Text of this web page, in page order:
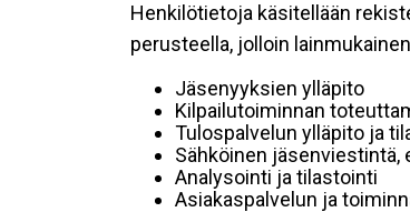
Henkilötietoja käsitellään
perusteella, jolloin
Jäsenyyksien ylläpito
Kilpailutoiminnan
Tulospalvelun ylläpito ja
Sähköinen
Analysointi ja tilastointi
Asiakaspalvelun ja